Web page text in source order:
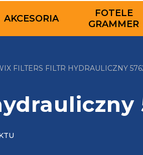
AKCESORIA
FOTELE
GRAMMER
FILTERS FILTR HYDRAULICZNY